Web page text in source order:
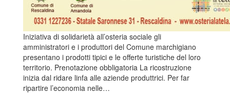
Iniziativa di solidarietà all’osteria sociale gli
amministratori e i produttori del Comune marchigiano
presentano i prodotti tipici e le offerte turistiche del loro
territorio. Prenotazione obbligatoria La ricostruzione
inizia dal ridare linfa alle aziende produttrici. Per far
ripartire l’economia nelle…